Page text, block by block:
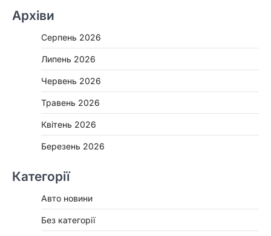
Архіви
Серпень 2026
Липень 2026
Червень 2026
Травень 2026
Квітень 2026
Березень 2026
Категорії
Авто новини
Без категорії